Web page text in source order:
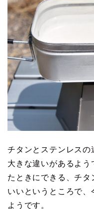
チタンとステンレスの
大きな違いがあるよ
たときにできる、チ
いいというところで
ようです。